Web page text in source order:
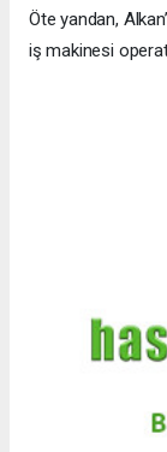
Öte yandan,
iş makinesi